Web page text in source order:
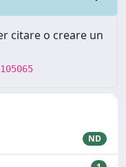
citare o creare un
ND